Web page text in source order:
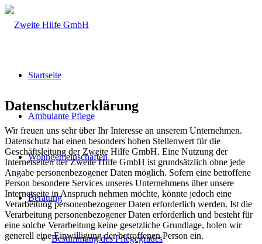
Startseite
Ambulante Pflege
Wohngemeinschaften
Beratung
Bestimmung des Pflegegrades
Datenschutzerklärung
Wir freuen uns sehr über Ihr Interesse an unserem Unternehmen.
Datenschutz hat einen besonders hohen Stellenwert für die
Geschäftsleitung der Zweite Hilfe GmbH. Eine Nutzung der
Internetseiten der Zweite Hilfe GmbH ist grundsätzlich ohne jede
Angabe personenbezogener Daten möglich. Sofern eine betroffene
Person besondere Services unseres Unternehmens über unsere
Internetseite in Anspruch nehmen möchte, könnte jedoch eine
Verarbeitung personenbezogener Daten erforderlich werden. Ist die
Verarbeitung personenbezogener Daten erforderlich und besteht für
eine solche Verarbeitung keine gesetzliche Grundlage, holen wir
generell eine Einwilligung der betroffenen Person ein.